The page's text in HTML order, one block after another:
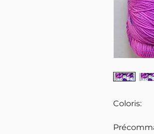
Coloris: